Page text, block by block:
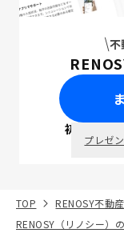
不
初回面談で
プレゼ
TOP RENOSY不動
RENOSY（リノシー）